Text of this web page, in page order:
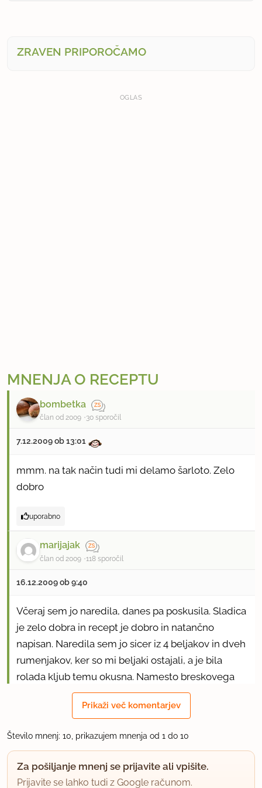
ZRAVEN PRIPOROČAMO
OGLAS
MNENJA O RECEPTU
bombetka
član od 2009 30 sporočil
7.12.2009 ob 13:01
mmm. na tak način tudi mi delamo šarloto. Zelo
dobro
uporabno
marijajak
član od 2009 118 sporočil
16.12.2009 ob 9:40
Včeraj sem jo naredila, danes pa poskusila. Sladica
je zelo dobra in recept je dobro in natančno
napisan. Naredila sem jo sicer iz 4 beljakov in dveh
rumenjakov, ker so mi beljaki ostajali, a je bila
rolada kljub temu okusna. Namesto breskovega
kompota sem uporabila mareličnega.
Dodala bi samo še to, da sem naredila kremo le iz
polovične mase, ker imam raje več testa in manj
kreme.
uporabno
Prikaži več komentarjev
Število mnenj: 10, prikazujem mnenja od 1 do 10
Za pošiljanje mnenj se prijavite ali vpišite.
Prijavite se lahko tudi z Google računom.